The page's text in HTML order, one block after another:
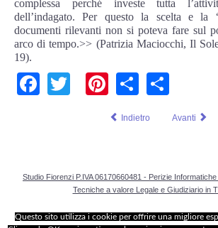
Programma Azienda Sicura
INFO
complessa perché investe tutta
dell’indagato. Per questo la scelta e la
documenti rilevanti non si poteva fare sul
arco di tempo.>> (Patrizia Maciocchi, Il
19).
Facebook
TwitterPinterest
Share
Indietro Avanti
Studio Fiorenzi P.IVA 06170660481 - Perizie
Tecniche a valore Legale e Giudiziario in
Questo sito utilizza i cookie per offrire una migliore